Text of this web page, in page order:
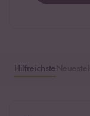
Hilfreichste